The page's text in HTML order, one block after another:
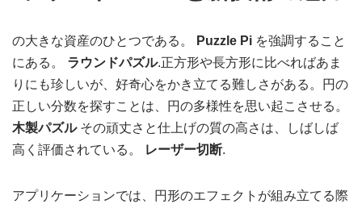
の大きな資産のひとつである。 Puzzle Pi を強調すること
にある。 ラウンドパズル.正方形や長方形に比べればあま
りにも珍しいが、好奇心をかき立てる難しさがある。円の
正しい分数を探すことは、円の多様性を思い起こさせる。
木製パズルその頑丈さと仕上げの質の高さは、しばしば
高く評価されている。
レーザー切断.
アプリケーションでは、円形のエフェクトが組み立てる際